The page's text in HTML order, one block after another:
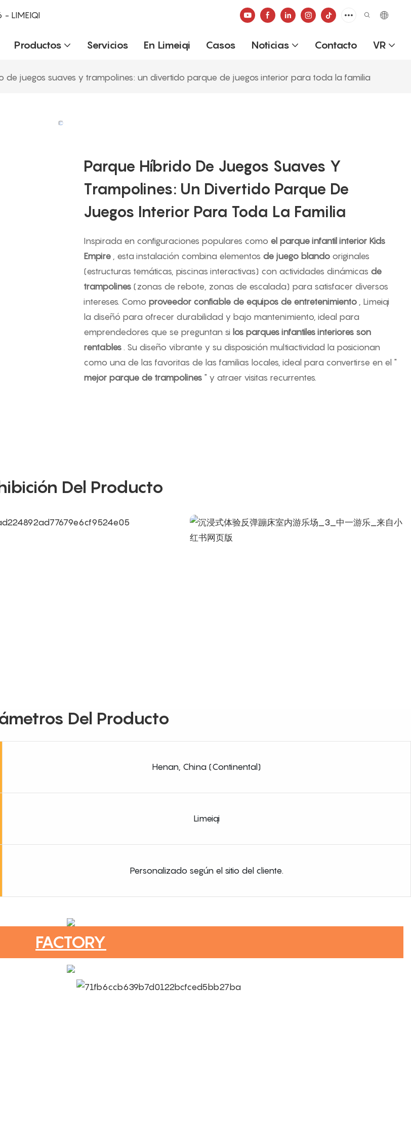
LIMEIQI
Productos Servicios En Limeiqi Casos Noticias Contacto VR
de juegos suaves y trampolines: un divertido parque de juegos interior para toda la familia
Parque Híbrido De Juegos Suaves Y
Trampolines: Un Divertido Parque De
Juegos Interior Para Toda La Familia
Inspirada en configuraciones populares como el parque infantil interior Kids
Empire , esta instalación combina elementos de juego blando originales
(estructuras temáticas, piscinas interactivas) con actividades dinámicas de
trampolines (zonas de rebote, zonas de escalada) para satisfacer diversos
intereses. Como proveedor confiable de equipos de entretenimiento , Limeiqi
la diseñó para ofrecer durabilidad y bajo mantenimiento, ideal para
emprendedores que se preguntan si los parques infantiles interiores son
rentables . Su diseño vibrante y su disposición multiactividad la posicionan
como una de las favoritas de las familias locales, ideal para convertirse en el "
mejor parque de trampolines " y atraer visitas recurrentes.
Del Producto
Del Producto
Henan, China (Continental)
Limeiqi
Personalizado según el sitio del cliente.
FACTORY